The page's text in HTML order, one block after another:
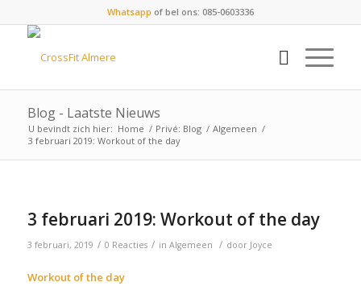
Whatsapp of bel ons: 085-0603336
Blog - Laatste Nieuws
U bevindt zich hier: Home / Privé: Blog / Algemeen /
3 februari 2019: Workout of the day
3 februari 2019: Workout of the day
3 februari, 2019 / 0 Reacties / in Algemeen / door Joyce
Workout of the day